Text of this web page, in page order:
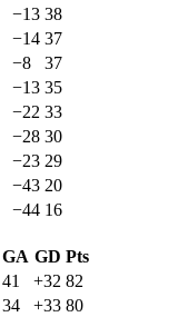
−13 38
−14 37
−8
37
−13 35
−22 33
−28 30
−23 29
−43 20
−44 16
GA GD Pts
41 +32 82
34 +33 80